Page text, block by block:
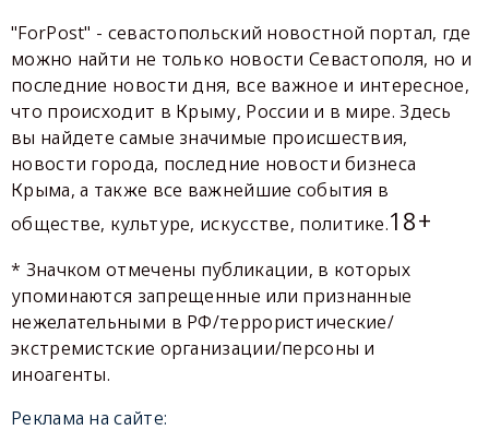
"ForPost" - севастопольский новостной портал, где
можно найти не только новости Севастополя, но и
последние новости дня, все важное и интересное,
что происходит в Крыму, России и в мире. Здесь
вы найдете самые значимые происшествия,
новости города, последние новости бизнеса
Крыма, а также все важнейшие события в
обществе, культуре, искусстве, политике.18+
* Значком отмечены публикации, в которых
упоминаются запрещенные или признанные
нежелательными в РФ/террористические/
экстремистские организации/персоны и
иноагенты.
Реклама на сайте: